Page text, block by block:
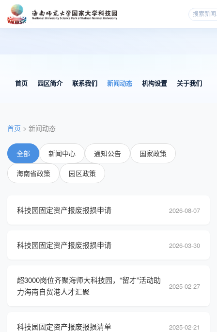
首页 园区简介 联系我们 新闻动态 机构设置 关于我们
首页 > 新闻动态
全部 新闻中心 通知公告 国家政策
海南省政策 园区政策
科技园固定资产报废报损申请 2026-08-07
科技园固定资产报废报损申请 2026-03-30
超3000岗位齐聚海师大科技园，“留才”活动助
力海南自贸港人才汇聚
2025-02-27
科技园固定资产报废报损清单 2025-02-21